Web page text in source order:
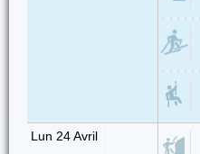
Lun 24 Avril